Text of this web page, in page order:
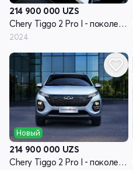
214 900 000 UZS
Chery Tiggo 2 Pro I - поколение
2024
Новый
214 900 000 UZS
Chery Tiggo 2 Pro I - поколение